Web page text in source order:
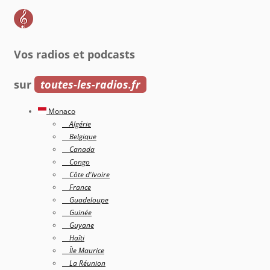
Vos radios et podcasts
sur toutes-les-radios.fr
Monaco
Algérie
Belgique
Canada
Congo
Côte d'Ivoire
France
Guadeloupe
Guinée
Guyane
Haîti
Île Maurice
La Réunion